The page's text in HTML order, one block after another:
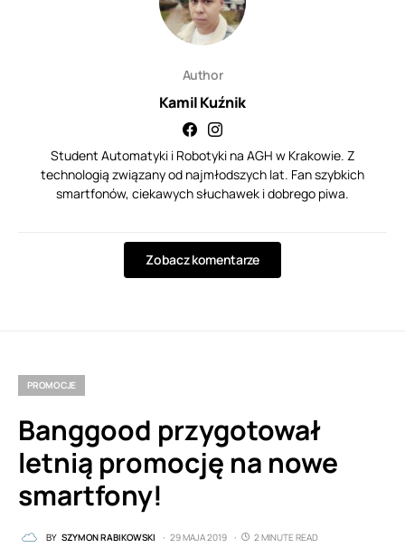
Author
Kamil Kuźnik
Student Automatyki i Robotyki na AGH w Krakowie. Z
technologią związany od najmłodszych lat. Fan szybkich
smartfonów, ciekawych słuchawek i dobrego piwa.
Zobacz komentarze
PROMOCJE
Banggood przygotował
letnią promocję na nowe
smartfony!
BY SZYMON RABIKOWSKI 29 MAJA 2019
2 MINUTE READ